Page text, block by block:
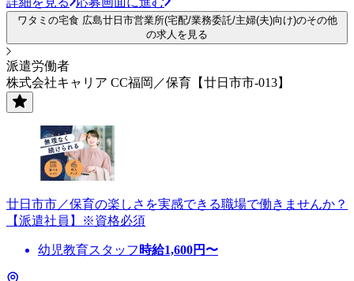
ワタミの宅食 広島廿日市営業所(宅配/業務委託/主婦(夫)向け)のその他
の求人を見る
派遣労働者
株式会社キャリア CC福岡／保育【廿日市市-013】
廿日市市／保育の楽しさを実感できる職場で働きませんか？
【派遣社員】※資格必須
幼児教育スタッフ 時給1,600円〜